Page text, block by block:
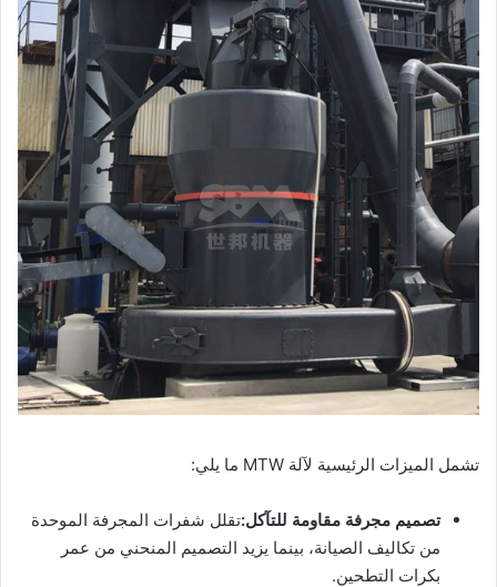
تشمل الميزات الرئيسية لآلة MTW ما يلي:
تصميم مجرفة مقاومة للتآكل:تقلل شفرات المجرفة الموحدة
من تكاليف الصيانة، بينما يزيد التصميم المنحني من عمر
بكرات التطحين.